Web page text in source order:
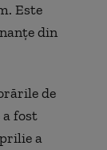
Este
din
de
fost
a